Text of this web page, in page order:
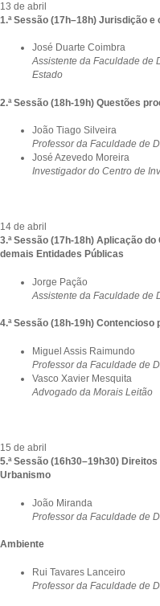
13 de abril
1.ª Sessão (17h–18h) Jurisdição
José Duarte Coimbra
Assistente da Faculdade de
Estado
2.ª Sessão (18h-19h) Questões
João Tiago Silveira
Professor da Faculdade de
José Azevedo Moreira
Investigador do Centro de
14 de abril
3.ª Sessão (17h-18h) Aplicação
demais Entidades Públicas
Jorge Pação
Assistente da Faculdade de
4.ª Sessão (18h-19h)
Miguel Assis Raimundo
Professor da Faculdade de
Vasco Xavier Mesquita
Advogado da Morais Leitão
15 de abril
5.ª Sessão (16h30–19h30)
Urbanismo
João Miranda
Professor da Faculdade de
Ambiente
Rui Tavares Lanceiro
Professor da Faculdade de